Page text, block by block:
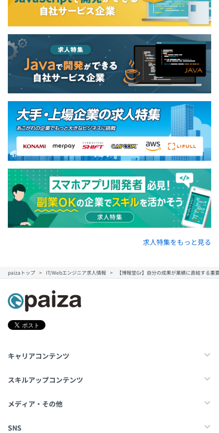
求人特集をもっと見る
paizaトップ IT/Webエンジニア求人情報 【博報堂Gr】自分の成果が業績に直結する
キャリアコンテンツ
転職・キャリア
スキルアップコンテンツ
学習
メディア・その他
Tech Team Journal
SNS